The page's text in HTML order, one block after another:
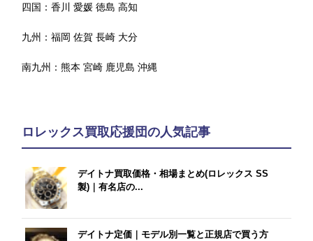
四国：香川 愛媛 徳島 高知
九州：福岡 佐賀 長崎 大分
南九州：熊本 宮崎 鹿児島 沖縄
ロレックス買取応援団の人気記事
デイトナ買取価格・相場まとめ(ロレックス SS
製)｜有名店の...
デイトナ定価｜モデル別一覧と正規店で買う方